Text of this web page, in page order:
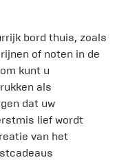
bord thuis, zoals
of noten in de
kunt u
als
dat uw
lief wordt
van het